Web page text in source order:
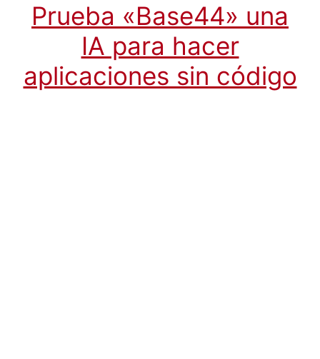
Prueba «Base44» una
IA para hacer
aplicaciones sin código